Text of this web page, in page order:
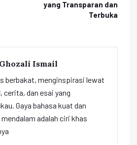
yang Transparan dan
Terbuka
Ismail
berbakat, menginspirasi lewat
cerita, dan esai yang
Gaya bahasa kuat dan
adalah ciri khas